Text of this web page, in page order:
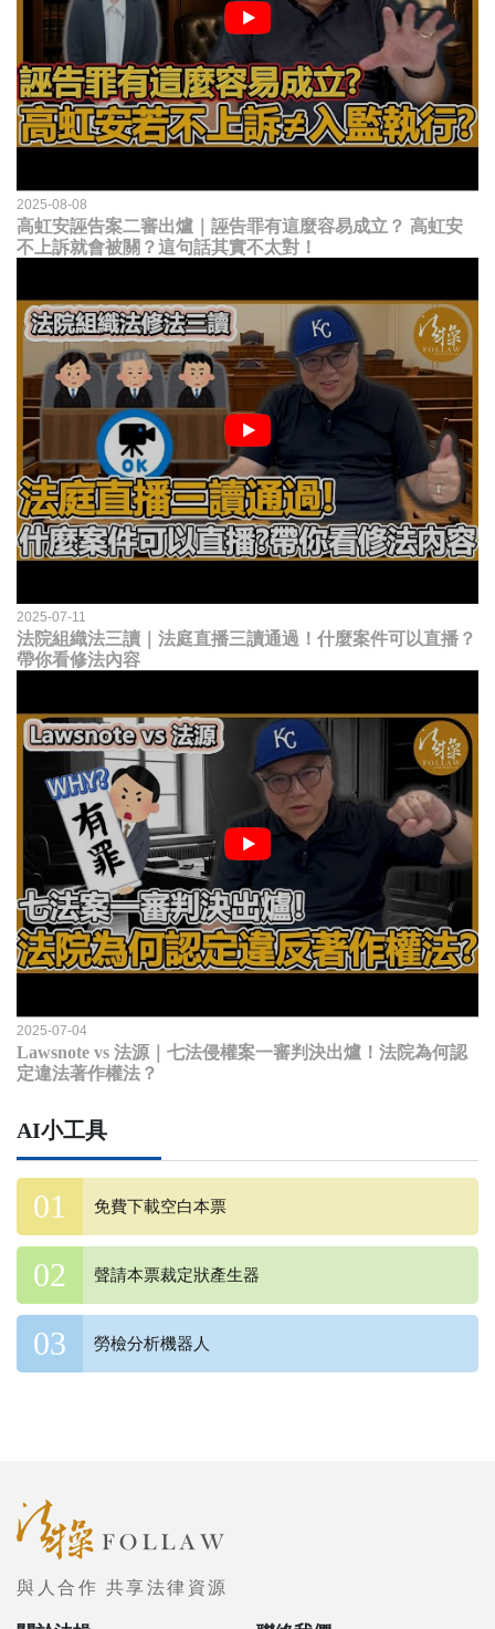
2025-08-08
高虹安誣告案二審出爐｜誣告罪有這麼容易成立？ 高虹安
不上訴就會被關？這句話其實不太對！
2025-07-11
法院組織法三讀｜法庭直播三讀通過！什麼案件可以直播？
帶你看修法內容
2025-07-04
Lawsnote vs 法源｜七法侵權案一審判決出爐！法院為何認
定違法著作權法？
AI小工具
免費下載空白本票
聲請本票裁定狀產生器
勞檢分析機器人
與人合作 共享法律資源